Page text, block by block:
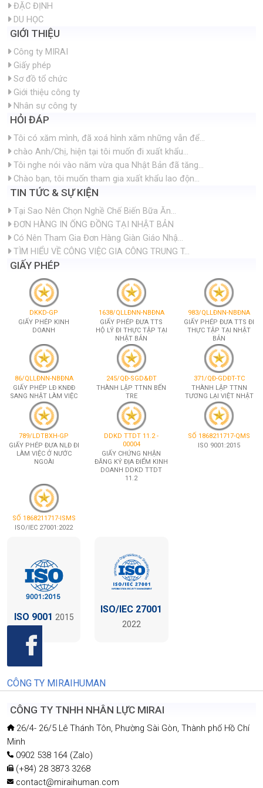
ĐẶC ĐỊNH
DU HỌC
GIỚI THIỆU
Công ty MIRAI
Giấy phép
Sơ đồ tổ chức
Giới thiệu công ty
Nhân sự công ty
HỎI ĐÁP
Tôi có xăm mình, đã xoá hình xăm những vẫn để...
chào Anh/Chị, hiện tại tôi muốn đi xuất khẩu...
Tôi nghe nói vào năm vừa qua Nhật Bản đã tăng...
Chào bạn, tôi muốn tham gia xuất khẩu lao độn...
TIN TỨC & SỰ KIỆN
Tại Sao Nên Chọn Nghề Chế Biến Bữa Ăn...
ĐƠN HÀNG IN ỐNG ĐỒNG TẠI NHẬT BẢN
Có Nên Tham Gia Đơn Hàng Giàn Giáo Nhậ...
TÌM HIỂU VỀ CÔNG VIỆC GIA CÔNG TRUNG T...
GIẤY PHÉP
DKKD-GP
GIẤY PHÉP KINH
DOANH
1638/QLLĐNN-NBĐNA
GIẤY PHÉP ĐƯA TTS
HỘ LÝ ĐI THỰC TẬP TẠI
NHẬT BẢN
983/QLLĐNN-NBĐNA
GIẤY PHÉP ĐƯA TTS ĐI
THỰC TẬP TẠI NHẬT
BẢN
86/QLLĐNN-NBĐNA
GIẤY PHÉP LĐ KNĐĐ
SANG NHẬT LÀM VIỆC
245/QĐ-SGD&ĐT
THÀNH LẬP TTNN BẾN
TRE
371/QĐ-GDĐT-TC
THÀNH LẬP TTNN
TƯƠNG LẠI VIỆT NHẬT
789/LDTBXH-GP
GIẤY PHÉP ĐƯA NLĐ ĐI
LÀM VIỆC Ở NƯỚC
NGOÀI
DDKD TTDT 11.2 -
00004
GIẤY CHỨNG NHẬN
ĐĂNG KÝ ĐỊA ĐIỂM KINH
DOANH DDKD TTDT
11.2
SỐ 1868211717-QMS
ISO 9001:2015
SỐ 1868211717-ISMS
ISO/IEC 27001:2022
ISO 9001 2015
ISO/IEC 27001
2022
CÔNG TY MIRAIHUMAN
CÔNG TY TNHH NHÂN LỰC MIRAI
26/4- 26/5 Lê Thánh Tôn, Phường Sài Gòn, Thành phố Hồ Chí
Minh
0902 538 164 (Zalo)
(+84) 28 3873 3268
contact@miraihuman.com